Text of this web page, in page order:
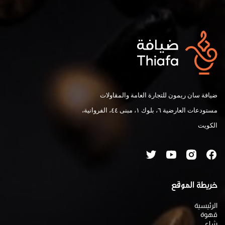
ضيافة سان ريمون للتجارة العامة والمقاولات
مستودعات العارضية ٦، بلوك ١، مبنى ٤٤، الفروانية،
الكويت
خريطة الموقع
الرئيسية
قهوة